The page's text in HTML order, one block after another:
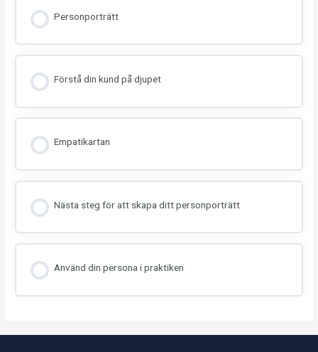
Personporträtt
Förstå din kund på djupet
Empatikartan
Nästa steg för att skapa ditt personporträtt
Använd din persona i praktiken